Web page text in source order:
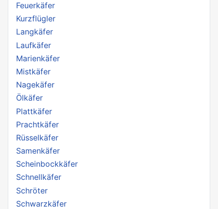
Feuerkäfer
Kurzflügler
Langkäfer
Laufkäfer
Marienkäfer
Mistkäfer
Nagekäfer
Ölkäfer
Plattkäfer
Prachtkäfer
Rüsselkäfer
Samenkäfer
Scheinbockkäfer
Schnellkäfer
Schröter
Schwarzkäfer